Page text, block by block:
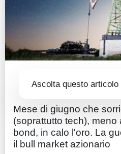
Conto IG
Stagionalità
Ascolta questo articolo
Mese di giugno che
(soprattutto tech), meno
bond, in calo l'oro. La
il bull market azionario